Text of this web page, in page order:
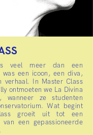
veel meer dan een
was een icoon, een diva,
verhaal. In Master Class
ontmoeten we La Divina
ze studenten
Wat begint
groeit uit tot een
een gepassioneerde